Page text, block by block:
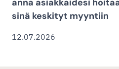
anna asiakkaidesi
sinä keskityt myyntiin
12.07.2026